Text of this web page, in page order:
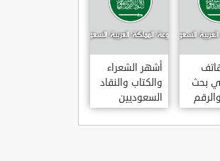
بعد
بحث
أشهر الشعراء
والكتاب والنقاد
السعوديين